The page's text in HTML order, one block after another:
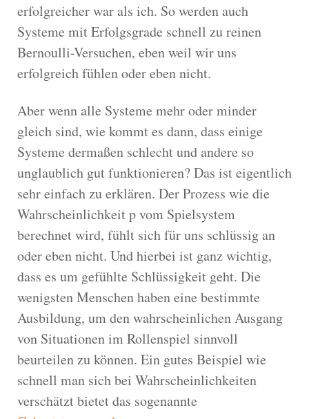
erfolgreicher war als ich. So werden auch
Systeme mit Erfolgsgrade schnell zu reinen
Bernoulli-Versuchen, eben weil wir uns
erfolgreich fühlen oder eben nicht.
Aber wenn alle Systeme mehr oder minder
gleich sind, wie kommt es dann, dass einige
Systeme dermaßen schlecht und andere so
unglaublich gut funktionieren? Das ist eigentlich
sehr einfach zu erklären. Der Prozess wie die
Wahrscheinlichkeit p vom Spielsystem
berechnet wird, fühlt sich für uns schlüssig an
oder eben nicht. Und hierbei ist ganz wichtig,
dass es um gefühlte Schlüssigkeit geht. Die
wenigsten Menschen haben eine bestimmte
Ausbildung, um den wahrscheinlichen Ausgang
von Situationen im Rollenspiel sinnvoll
beurteilen zu können. Ein gutes Beispiel wie
schnell man sich bei Wahrscheinlichkeiten
verschätzt bietet das sogenannte